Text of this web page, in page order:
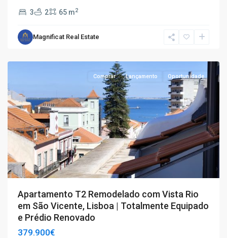
3 2 65 m2
Magnificat Real Estate
T2,
São
Comprar Lançamento Oportunidade
Apartamento T2 Remodelado com Vista Rio
em São Vicente, Lisboa | Totalmente Equipado
e Prédio Renovado
379.900€